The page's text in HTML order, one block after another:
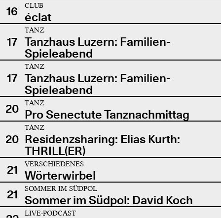
16
CLUB
éclat
17
TANZ
Tanzhaus Luzern: Familien-
Spieleabend
17
TANZ
Tanzhaus Luzern: Familien-
Spieleabend
20
TANZ
Pro Senectute Tanznachmittag
20
TANZ
Residenzsharing: Elias Kurth:
THRILL(ER)
21
VERSCHIEDENES
Wörterwirbel
21
SOMMER IM SÜDPOL
Sommer im Südpol: David Koch
LIVE-PODCAST